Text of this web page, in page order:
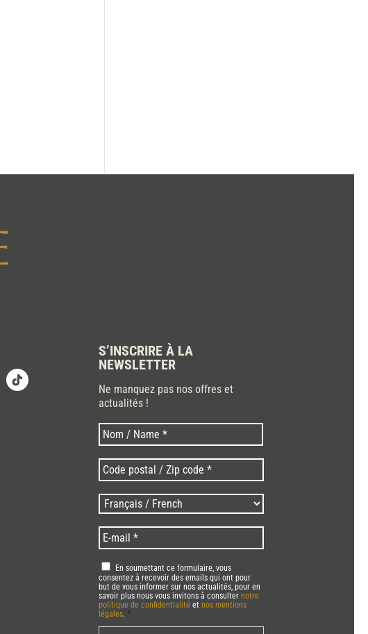
S’INSCRIRE À LA
NEWSLETTER
Ne manquez pas nos offres et
actualités !
Nom
* Nom
Code
postal
/
Zip
* *
Langues
/
Language *
E-
mail *
RGPD *
En soumettant ce formulaire, vous
consentez à recevoir des emails qui ont pour
but de vous informer sur nos actualités, pour en
savoir plus nous vous invitons à consulternotre
politique de confidentialité etnos mentions
légales. *